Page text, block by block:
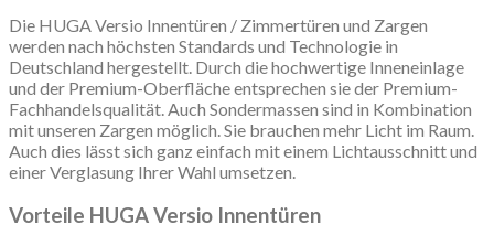
Die HUGA Versio Innentüren / Zimmertüren und Zargen
werden nach höchsten Standards und Technologie in
Deutschland hergestellt. Durch die hochwertige Inneneinlage
und der Premium-Oberfläche entsprechen sie der Premium-
Fachhandelsqualität. Auch Sondermassen sind in Kombination
mit unseren Zargen möglich. Sie brauchen mehr Licht im Raum.
Auch dies lässt sich ganz einfach mit einem Lichtausschnitt und
einer Verglasung Ihrer Wahl umsetzen.
Vorteile HUGA Versio Innentüren